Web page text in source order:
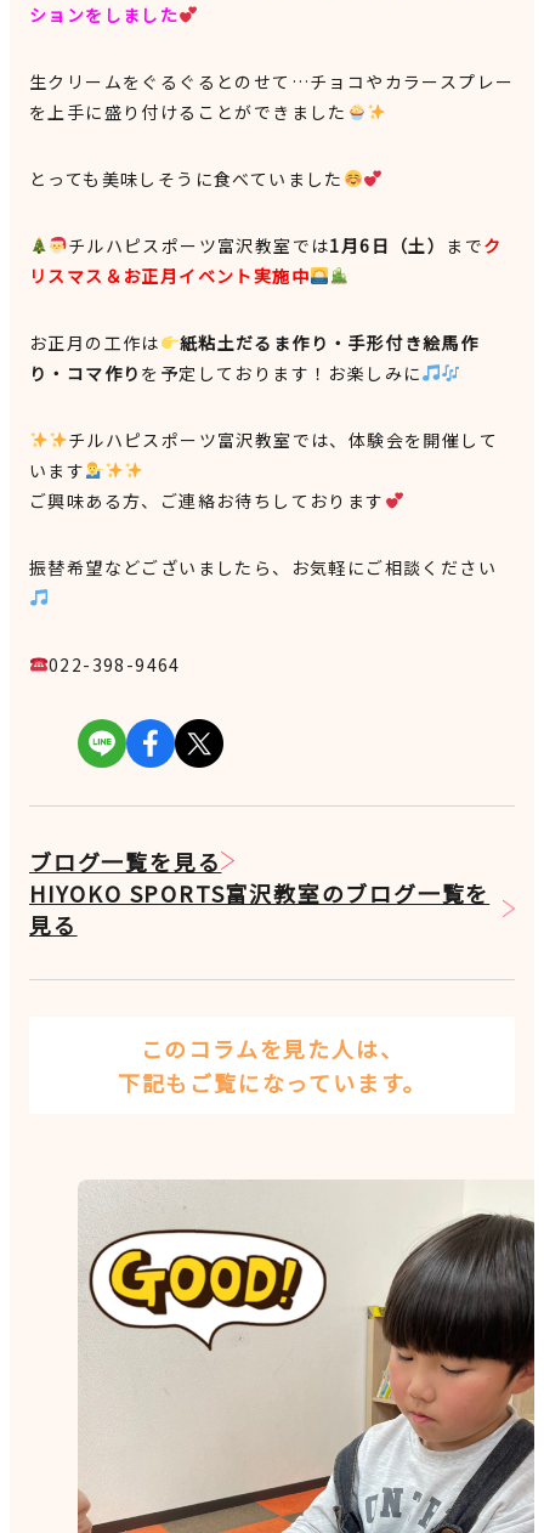
ションをしました
生クリームをぐるぐるとのせて…チョコやカラースプレー
を上手に盛り付けることができました
とっても美味しそうに食べていました
チルハピスポーツ富沢教室では1月6日（土） までク
リスマス＆お正月イベント実施中
お正月の工作は
紙粘土だるま作り・手形付き絵馬作
り・コマ作り を予定しております！お楽しみに
チルハピスポーツ富沢教室では、体験会を開催して
います
ご興味ある方、ご連絡お待ちしております
振替希望などございましたら、お気軽にご相談ください
022-398-9464
ブログ一覧を見る
HIYOKO SPORTS富沢教室のブログ一覧を
見る
このコラムを見た人は、
下記もご覧になっています。